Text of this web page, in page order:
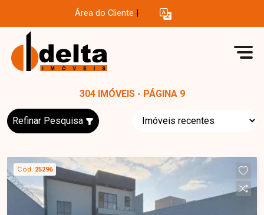
Área do Cliente
304 IMÓVEIS - PÁGINA 9
Refinar Pesquisa
Cód. 25296